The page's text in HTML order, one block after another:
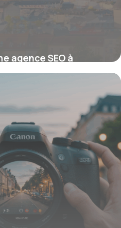
agence SEO à
dynamiser votre